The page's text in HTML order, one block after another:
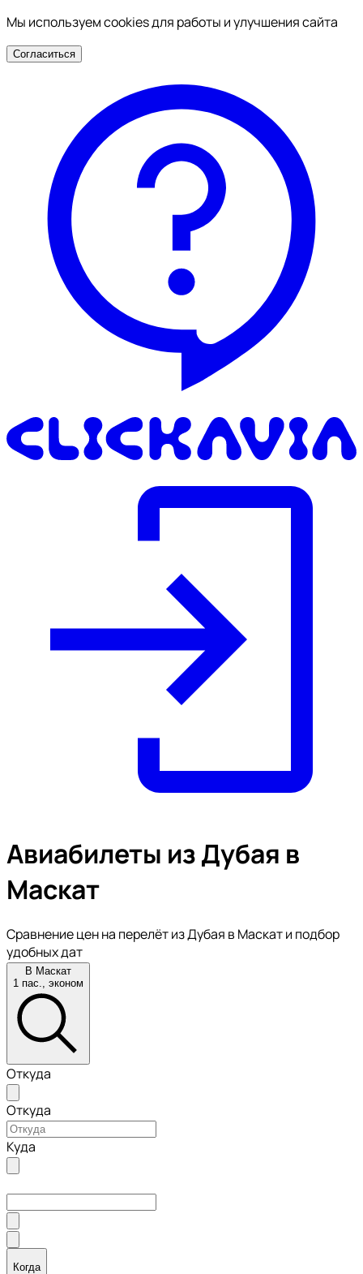
Мы используем cookies для работы и улучшения сайта
Согласиться
Авиабилеты из Дубая в
Маскат
Сравнение цен на перелёт из Дубая в Маскат и подбор
удобных дат
В Маскат
1 пас., эконом
Откуда
Откуда
Куда
Когда